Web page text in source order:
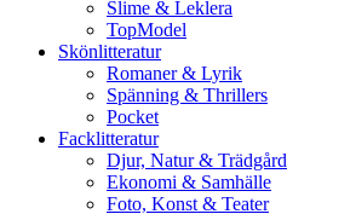
Slime & Leklera
TopModel
Skönlitteratur
Romaner & Lyrik
Spänning & Thrillers
Pocket
Facklitteratur
Djur, Natur & Trädgård
Ekonomi & Samhälle
Foto, Konst & Teater